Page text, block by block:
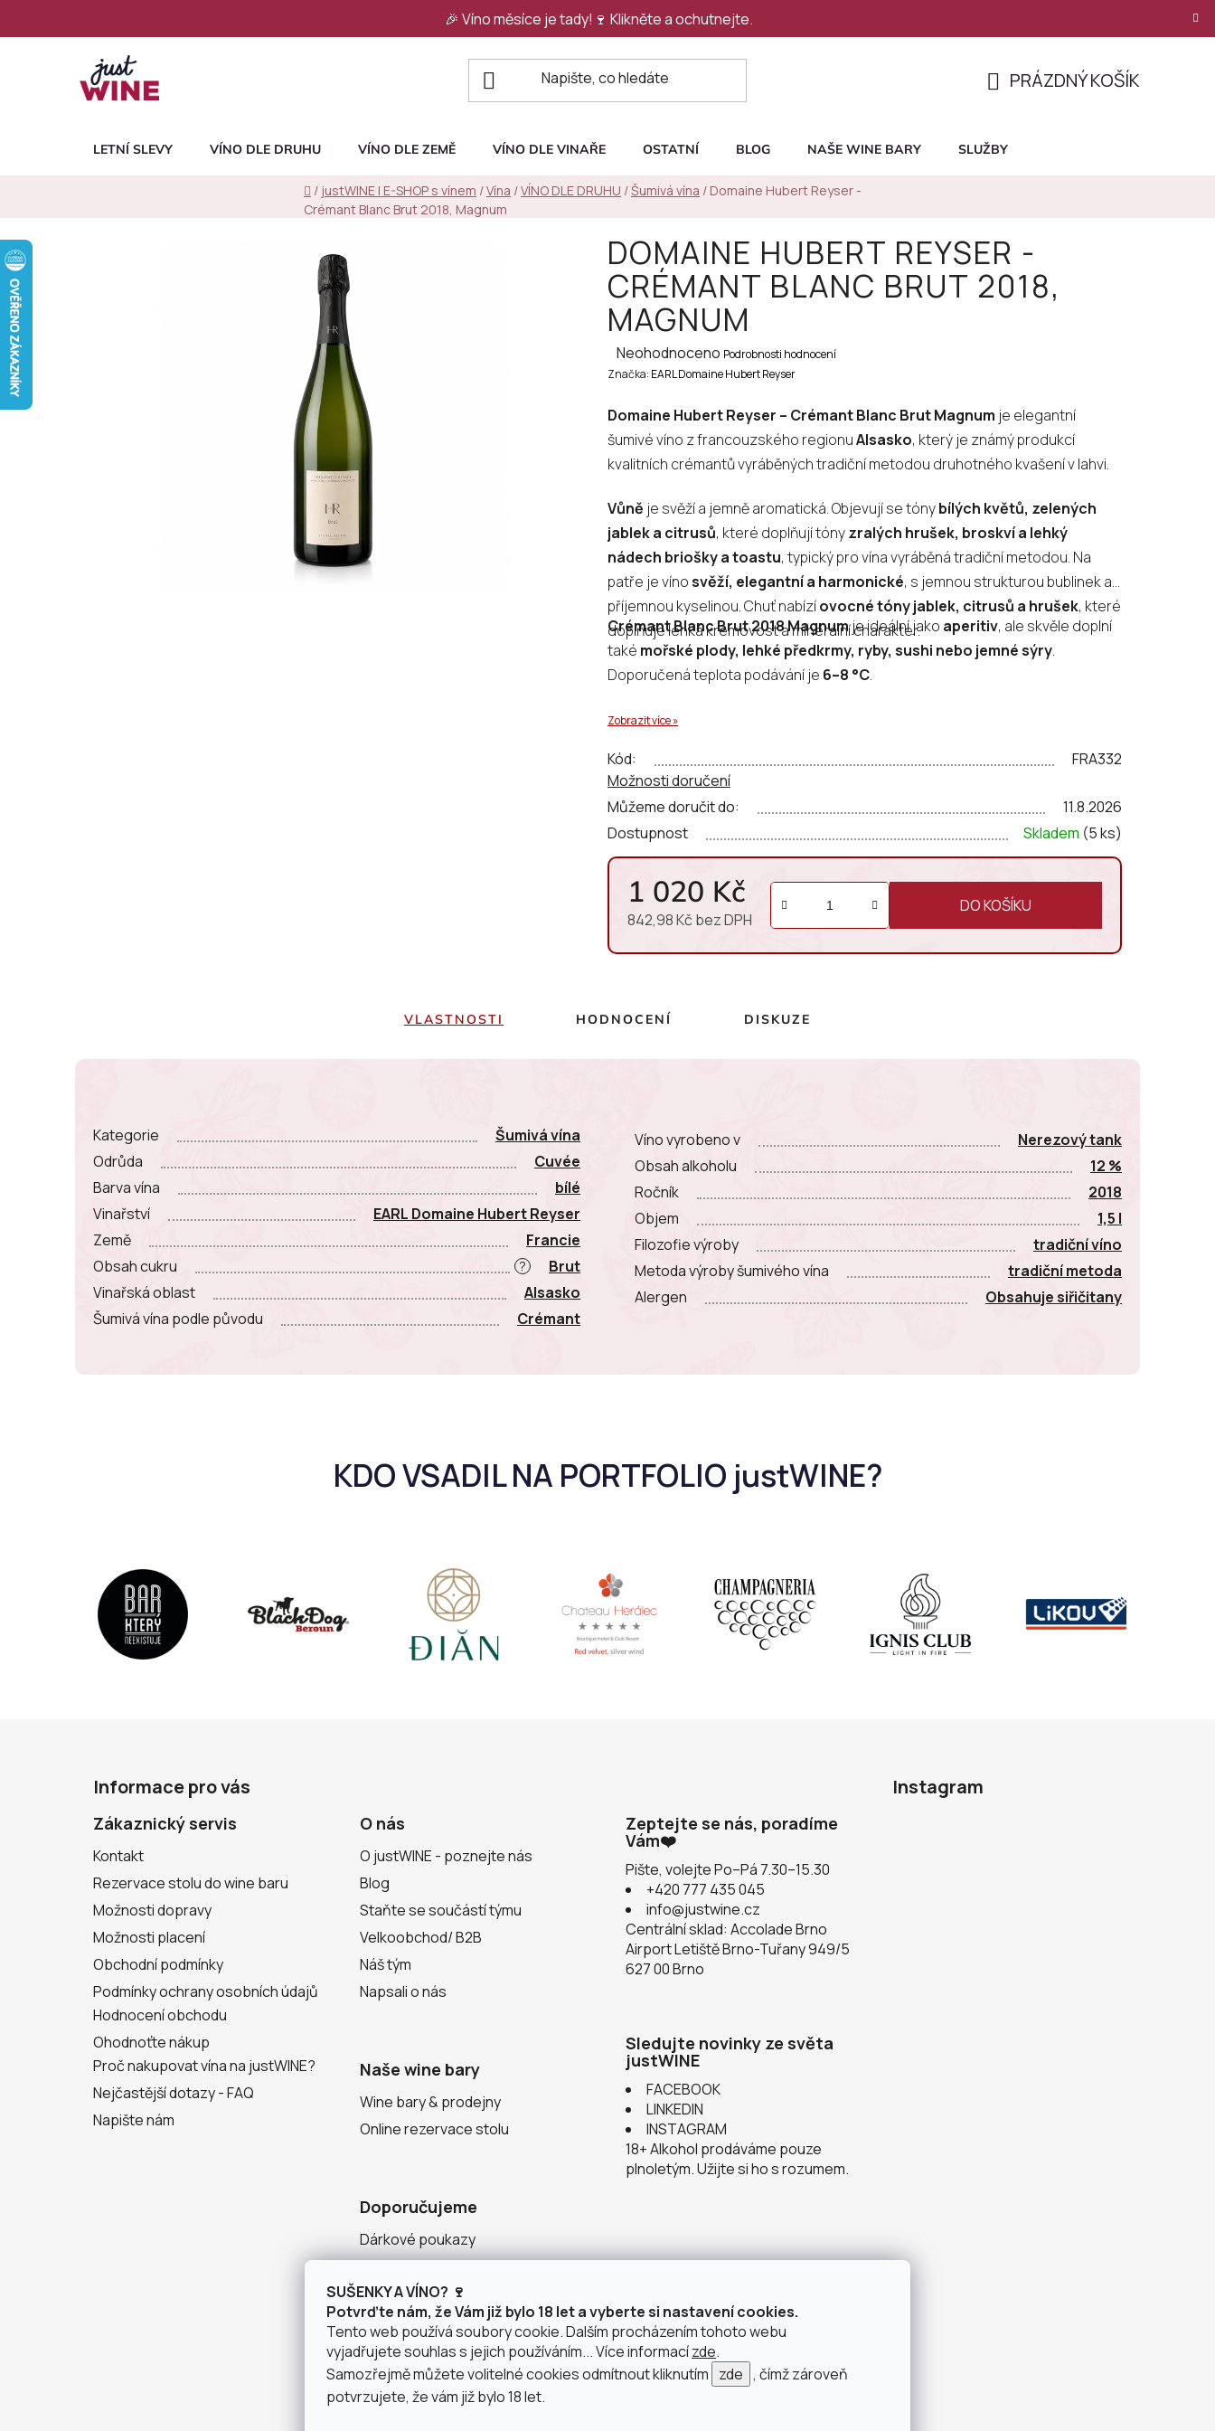
SUŠENKY A VÍNO? 🍷
Potvrďte nám, že Vám již bylo 18 let a vyberte si nastavení cookies.
Tento web používá soubory cookie. Dalším procházením tohoto webu
vyjadřujete souhlas s jejich používáním... Více informacízde.
Samozřejmě můžete volitelné cookies odmítnout kliknutím zde , čímž zároveň
potvrzujete, že vám již bylo 18 let.
🎉 Víno měsíce je tady!🍷 Klikněte a ochutnejte.
KOŠÍK
PRÁZDNÝ KOŠÍK
LETNÍ SLEVY VÍNO DLE DRUHU VÍNO DLE ZEMĚ VÍNO DLE VINAŘE OSTATNÍ BLOG NAŠE WINE BARY SLUŽBY
Domů
/ justWINE | E-SHOP s vínem /Vína /VÍNO DLE DRUHU /Šumivá vína / Domaine Hubert Reyser -
Crémant Blanc Brut 2018, Magnum
DOMAINE HUBERT REYSER -
CRÉMANT BLANC BRUT 2018,
MAGNUM
Průměrné
hodnocení
je
0,0
z
5
hvězdiček.
Neohodnoceno Podrobnosti hodnocení
Značka: EARL Domaine Hubert Reyser
Domaine Hubert Reyser – Crémant Blanc Brut Magnum je elegantní
šumivé víno z francouzského regionuAlsasko, který je známý produkcí
kvalitních crémantů vyráběných tradiční metodou druhotného kvašení v lahvi.
Vůně je svěží a jemně aromatická. Objevují se tónybílých květů, zelených
jablek a citrusů, které doplňují tónyzralých hrušek, broskví a lehký
nádech briošky a toastu, typický pro vína vyráběná tradiční metodou. Na
patře je vínosvěží, elegantní a harmonické, s jemnou strukturou bublinek a
příjemnou kyselinou. Chuť nabízíovocné tóny jablek, citrusů a hrušek, které
doplňuje lehká krémovost a minerální charakter.
Crémant Blanc Brut 2018 Magnumje ideální jako aperitiv, ale skvěle doplní
také mořské plody, lehké předkrmy, ryby, sushi nebo jemné sýry.
Doporučená teplota podávání je 6–8 °C.
Zobrazit více »
Dostupnost Skladem (5 ks)
Můžeme doručit do: 11.8.2026
Možnosti doručení
Kód: FRA332
1 020 Kč
842,98 Kč bez DPH
Měrná cena:
DO KOŠÍKU
VLASTNOSTI HODNOCENÍ DISKUZE
Kategorie
Šumivá vína
Odrůda
Cuvée
Barva vína
bílé
Vinařství
EARL Domaine Hubert Reyser
Země
Francie
?
Obsah cukru
Brut
Vinařská oblast
Alsasko
Šumivá vína podle původu
Crémant
Víno vyrobeno v
Nerezový tank
Obsah alkoholu
12 %
Ročník
2018
Objem
1,5 l
Filozofie výroby
tradiční víno
Metoda výroby šumivého vína
tradiční metoda
Alergen
Obsahuje siřičitany
Informace pro vás
Zákaznický servis
Kontakt
Rezervace stolu do wine baru
Možnosti dopravy
Možnosti placení
Obchodní podmínky
Podmínky ochrany osobních údajů
Hodnocení obchodu
Ohodnoťte nákup
Proč nakupovat vína na justWINE?
Nejčastější dotazy - FAQ
Napište nám
O nás
O justWINE - poznejte nás
Blog
Staňte se součástí týmu
Velkoobchod/ B2B
Náš tým
Napsali o nás
Naše wine bary
Wine bary & prodejny
Online rezervace stolu
Doporučujeme
Dárkové poukazy
Degustace v justWINE
Seznam vinařství
Zeptejte se nás, poradíme
Vám❤️
Pište, volejte Po–Pá 7.30–15.30
+420 777 435 045
info@justwine.cz
Centrální sklad: Accolade Brno
Airport Letiště Brno-Tuřany 949/5
627 00 Brno
Sledujte novinky ze světa
justWINE
FACEBOOK
LINKEDIN
INSTAGRAM
18+ Alkohol prodáváme pouze
plnoletým. Užijte si ho s rozumem.
Instagram